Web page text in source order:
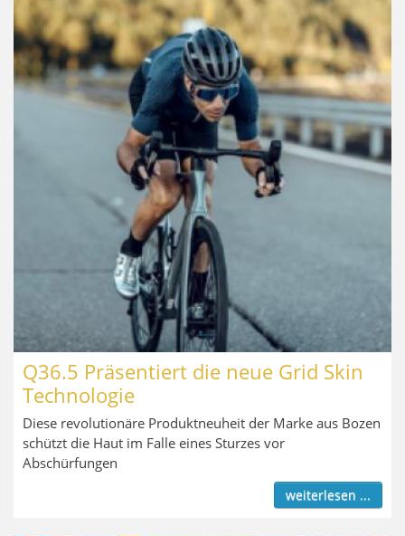
Q36.5 Präsentiert die neue Grid Skin
Technologie
Diese revolutionäre Produktneuheit der Marke aus Bozen
schützt die Haut im Falle eines Sturzes vor
Abschürfungen
weiterlesen ...